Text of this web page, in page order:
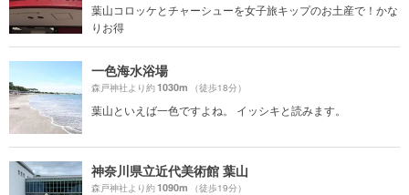
葉山コロッケとチャーシューを女子旅キップのお土産で！かな
りお得
一色海水浴場
森戸神社より約1030m （徒歩18分）
葉山といえば一色ですよね。 イッシキと読みます。
神奈川県立近代美術館 葉山
森戸神社より約1090m （徒歩19分）